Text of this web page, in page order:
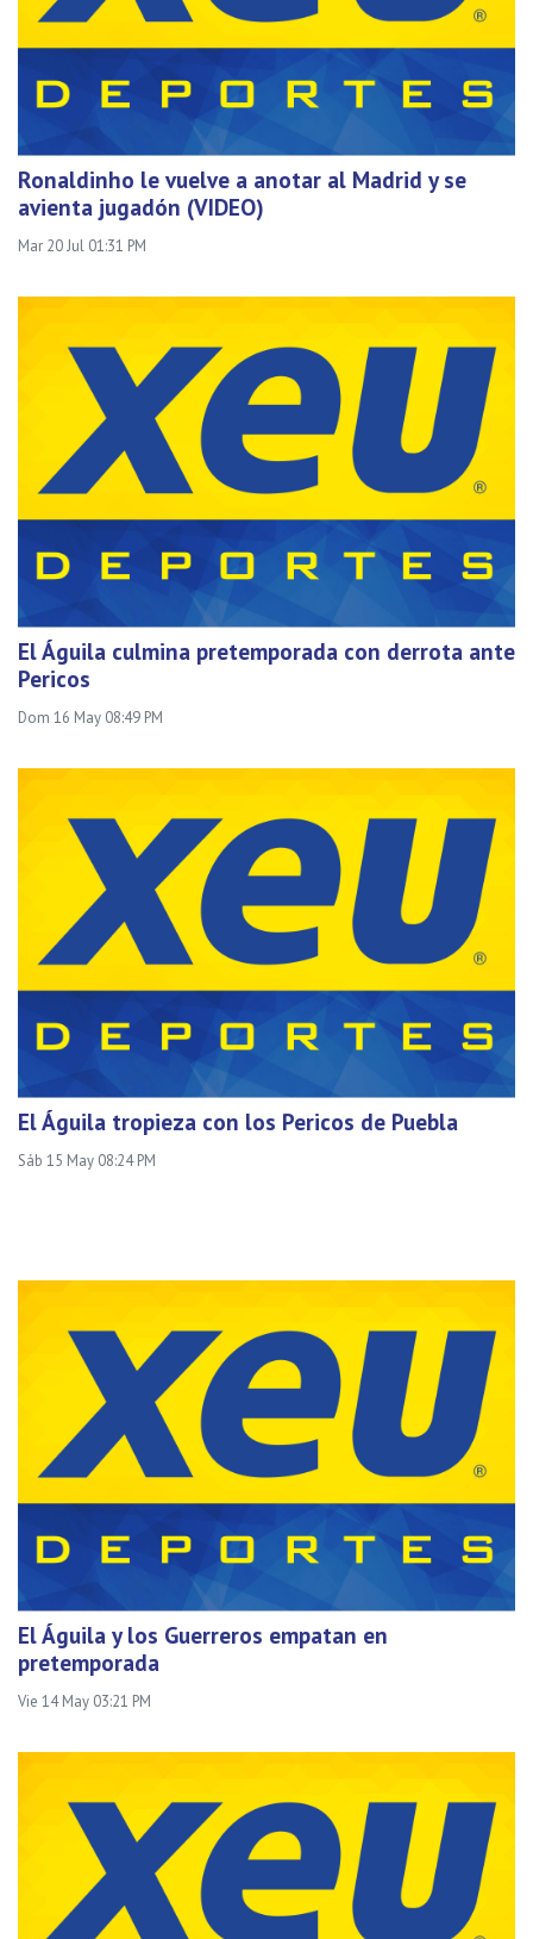
Ronaldinho le vuelve a anotar al Madrid y se
avienta jugadón (VIDEO)
Mar 20 Jul 01:31 PM
El Águila culmina pretemporada con derrota ante
Pericos
Dom 16 May 08:49 PM
El Águila tropieza con los Pericos de Puebla
Sáb 15 May 08:24 PM
El Águila y los Guerreros empatan en
pretemporada
Vie 14 May 03:21 PM